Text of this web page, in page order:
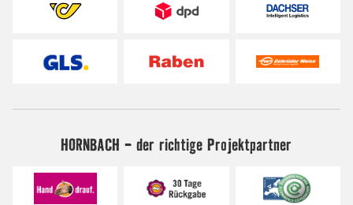
HORNBACH - der richtige Projektpartner